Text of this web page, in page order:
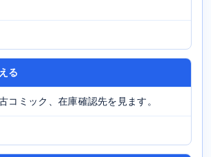
る
コミック、在庫確認先を見ます。